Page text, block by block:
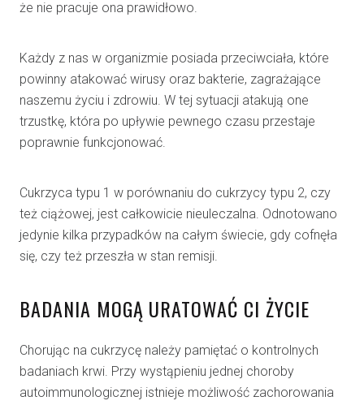
że nie pracuje ona prawidłowo.
Każdy z nas w organizmie posiada przeciwciała, które
powinny atakować wirusy oraz bakterie, zagrażające
naszemu życiu i zdrowiu. W tej sytuacji atakują one
trzustkę, która po upływie pewnego czasu przestaje
poprawnie funkcjonować.
Cukrzyca typu 1 w porównaniu do cukrzycy typu 2, czy
też ciążowej, jest całkowicie nieuleczalna. Odnotowano
jedynie kilka przypadków na całym świecie, gdy cofnęła
się, czy też przeszła w stan remisji.
BADANIA MOGĄ URATOWAĆ CI ŻYCIE
Chorując na cukrzycę należy pamiętać o kontrolnych
badaniach krwi. Przy wystąpieniu jednej choroby
autoimmunologicznej istnieje możliwość zachorowania